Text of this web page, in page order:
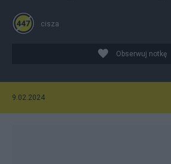
cisza
Obserwuj notkę
9.02.2024